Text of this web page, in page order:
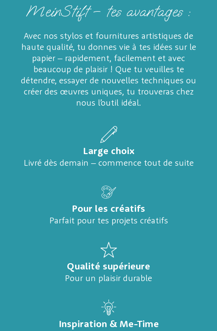
MeinStift – tes avantages :
Avec nos stylos et fournitures artistiques de
haute qualité, tu donnes vie à tes idées sur le
papier – rapidement, facilement et avec
beaucoup de plaisir ! Que tu veuilles te
détendre, essayer de nouvelles techniques ou
créer des œuvres uniques, tu trouveras chez
nous l’outil idéal.
Large choix
Livré dès demain – commence tout de suite
Pour les créatifs
Parfait pour tes projets créatifs
Qualité supérieure
Pour un plaisir durable
Inspiration & Me-Time